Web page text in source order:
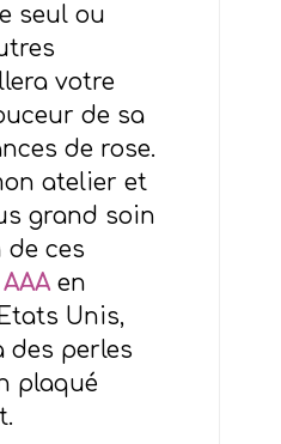
seul ou
votre
de sa
de rose.
atelier et
grand soin
de ces
AAA en
Unis,
des perles
plaqué